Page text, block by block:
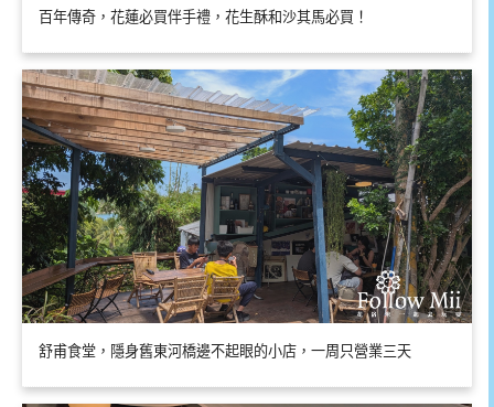
百年傳奇，花蓮必買伴手禮，花生酥和沙其馬必買！
舒甫食堂，隱身舊東河橋邊不起眼的小店，一周只營業三天